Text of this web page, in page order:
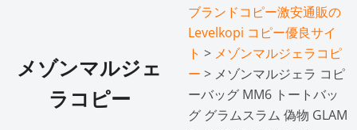
メゾンマルジェ
ラコピー
ブランドコピー激安通販の
Levelkopi コピー優良サイ
ト > メゾンマルジェラコピ
ー > メゾンマルジェラ コピ
ーバッグ MM6 トートバッ
グ グラムスラム 偽物 GLAM